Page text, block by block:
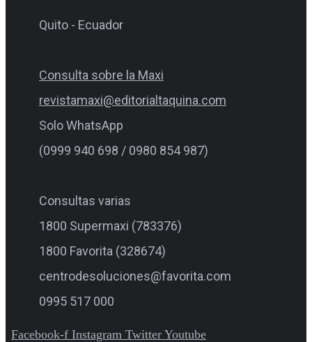
Quito - Ecuador
Consulta sobre la Maxi
revistamaxi@editorialtaquina.com
Solo WhatsApp
(0999 940 698 / 0980 854 987)
Consultas varias
1800 Supermaxi (783376)
1800 Favorita (328674)
centrodesoluciones@favorita.com
0995 517 000
Facebook-f Instagram Twitter Youtube